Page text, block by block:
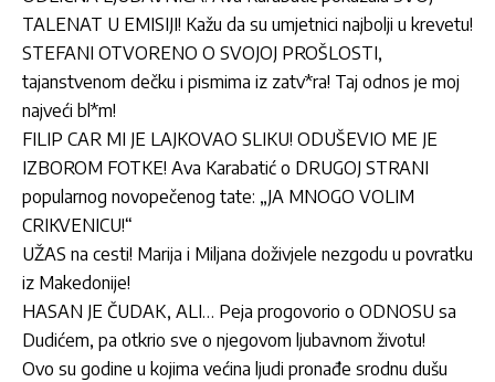
TALENAT U EMISIJI! Kažu da su umjetnici najbolji u krevetu!
STEFANI OTVORENO O SVOJOJ PROŠLOSTI,
tajanstvenom dečku i pismima iz zatv*ra! Taj odnos je moj
najveći bl*m!
FILIP CAR MI JE LAJKOVAO SLIKU! ODUŠEVIO ME JE
IZBOROM FOTKE! Ava Karabatić o DRUGOJ STRANI
popularnog novopečenog tate: „JA MNOGO VOLIM
CRIKVENICU!“
UŽAS na cesti! Marija i Miljana doživjele nezgodu u povratku
iz Makedonije!
HASAN JE ČUDAK, ALI… Peja progovorio o ODNOSU sa
Dudićem, pa otkrio sve o njegovom ljubavnom životu!
Ovo su godine u kojima većina ljudi pronađe srodnu dušu